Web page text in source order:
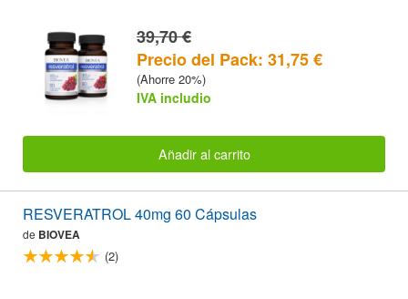
39,70 €
Precio del Pack: 31,75 €
(Ahorre 20%)
IVA includio
Añadir al carrito
RESVERATROL 40mg 60 Cápsulas
de BIOVEA
(2)